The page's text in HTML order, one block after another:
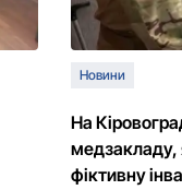
Новини
На
медзакладу,
фіктивну